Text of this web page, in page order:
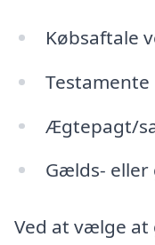
Købsaftale
Testamente
Ægtepagt/
Gælds- eller
Ved at vælge